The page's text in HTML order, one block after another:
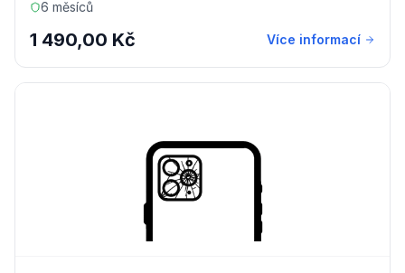
6 měsíců
1 490,00 Kč Více informací